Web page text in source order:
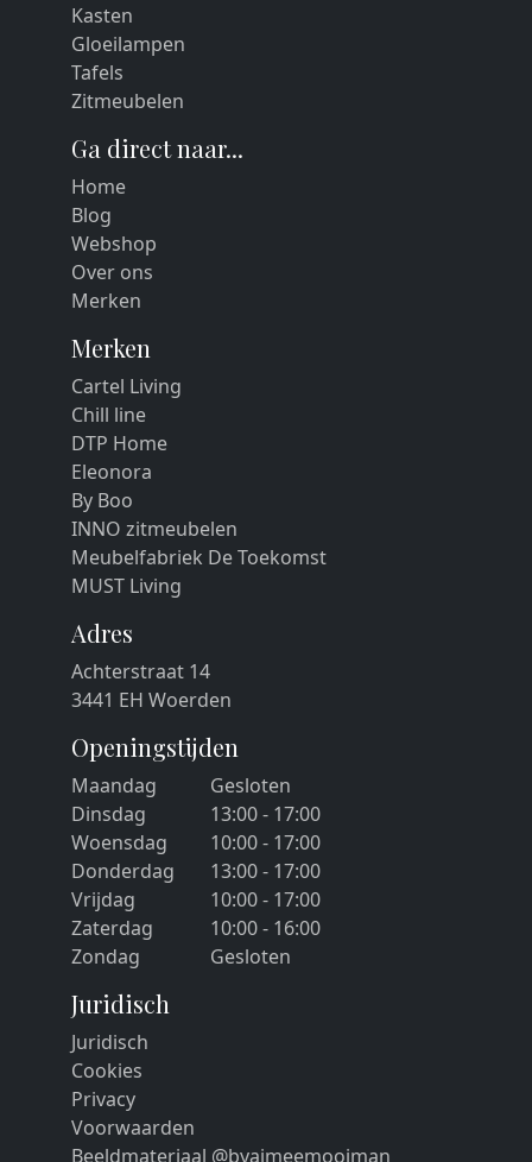
Kasten
Gloeilampen
Tafels
Zitmeubelen
Ga direct naar...
Home
Blog
Webshop
Over ons
Merken
Merken
Cartel Living
Chill line
DTP Home
Eleonora
By Boo
INNO zitmeubelen
Meubelfabriek De Toekomst
MUST Living
Adres
Achterstraat 14
3441 EH Woerden
Openingstijden
Maandag
Gesloten
Dinsdag
13:00 - 17:00
Woensdag
10:00 - 17:00
Donderdag
13:00 - 17:00
Vrijdag
10:00 - 17:00
Zaterdag
10:00 - 16:00
Zondag
Gesloten
Juridisch
Juridisch
Cookies
Privacy
Voorwaarden
Beeldmateriaal @byaimeemooiman